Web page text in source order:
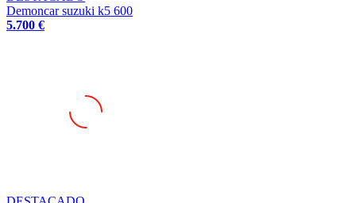
5.700 €
Ruedas michelin y pirelli tierra